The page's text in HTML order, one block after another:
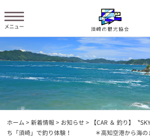
ホーム > 新着情報 > お知らせ >
【CAR ＆ 釣り】〝
ち「須崎」で釣り体験！ ＊高知空港から海のま